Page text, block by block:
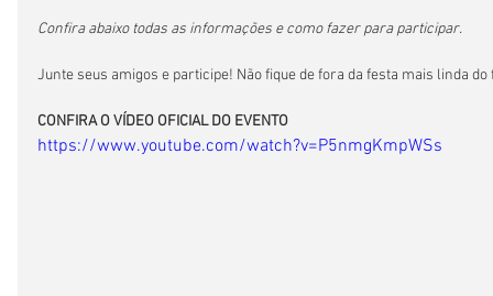
Confira abaixo todas as informações e como fazer para participar.
Junte seus amigos e participe! Não fique de fora da festa mais linda
CONFIRA O VÍDEO OFICIAL DO EVENTO
https://www.youtube.com/watch?v=P5nmgKmpWSs